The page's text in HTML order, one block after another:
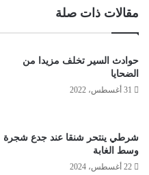
مقالات ذات صلة
حوادث السير تخلف مزيدا من
الضحايا
31 أغسطس، 2022
شرطي ينتحر شنقا عند جدع شجرة
وسط الغابة
22 أغسطس، 2024